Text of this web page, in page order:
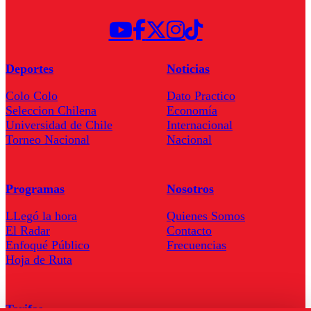
Deportes
Colo Colo
Seleccion Chilena
Universidad de Chile
Torneo Nacional
Noticias
Dato Practico
Economía
Internacional
Nacional
Programas
LLegó la hora
El Radar
Enfoqué Público
Hoja de Ruta
Nosotros
Quienes Somos
Contacto
Frecuencias